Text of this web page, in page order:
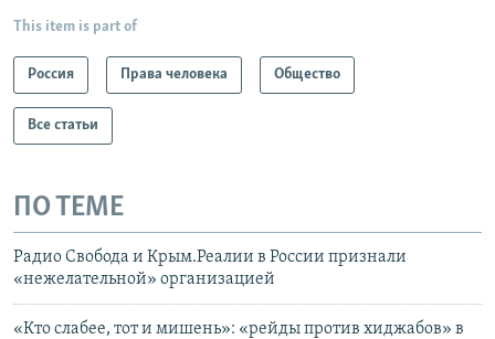
This item is part of
Россия Права человека Общество
Все статьи
ПО ТЕМЕ
Радио Свобода и Крым.Реалии в России признали
«нежелательной» организацией
«Кто слабее, тот и мишень»: «рейды против хиджабов» в